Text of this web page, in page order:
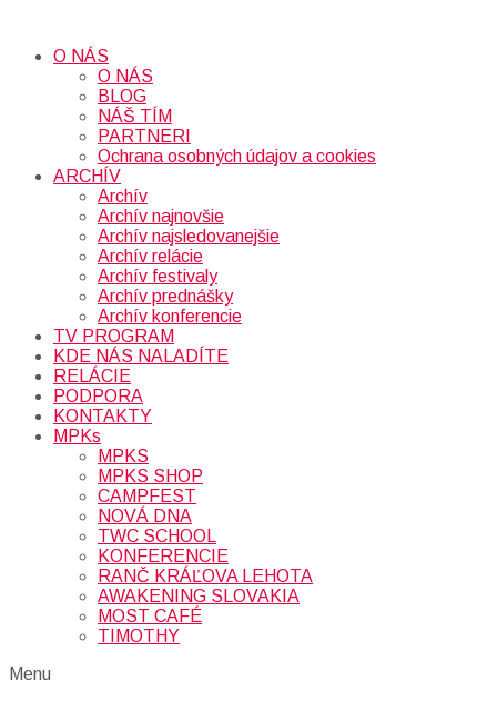
O NÁS
O NÁS
BLOG
NÁŠ TÍM
PARTNERI
Ochrana osobných údajov a cookies
ARCHÍV
Archív
Archív najnovšie
Archív najsledovanejšie
Archív relácie
Archív festivaly
Archív prednášky
Archív konferencie
TV PROGRAM
KDE NÁS NALADÍTE
RELÁCIE
PODPORA
KONTAKTY
MPKs
MPKS
MPKS SHOP
CAMPFEST
NOVÁ DNA
TWC SCHOOL
KONFERENCIE
RANČ KRÁĽOVA LEHOTA
AWAKENING SLOVAKIA
MOST CAFÉ
TIMOTHY
Menu